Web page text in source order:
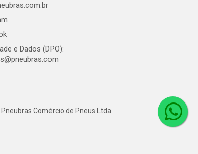
e Dados (DPO):
Comércio de Pneus Ltda